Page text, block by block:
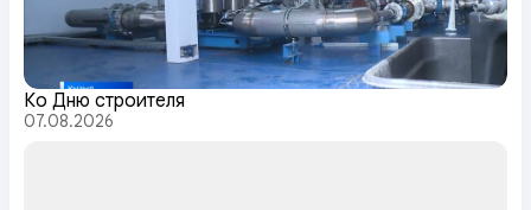
Ко Дню строителя
07.08.2026